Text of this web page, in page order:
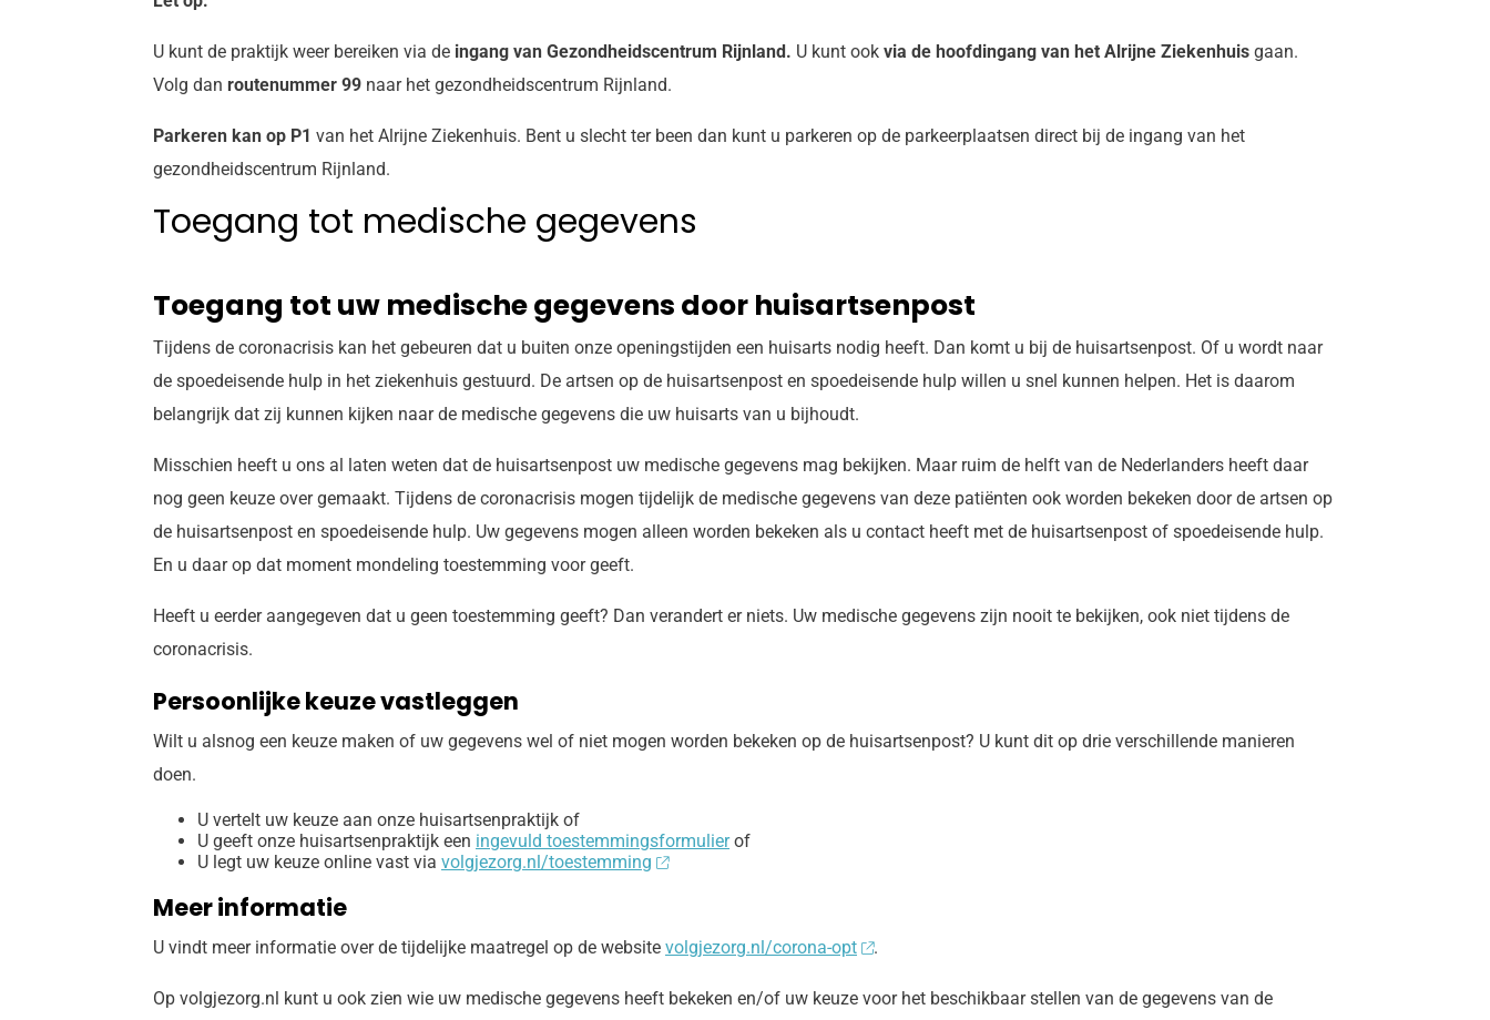
U kunt de praktijk weer bereiken via de ingang van Gezondheidscentrum Rijnland. U kunt ook via de hoofdingang van het Alrijne Ziekenhuis gaan.
Volg dan routenummer 99 naar het gezondheidscentrum Rijnland.
Parkeren kan op P1 van het Alrijne Ziekenhuis. Bent u slecht ter been dan kunt u parkeren op de parkeerplaatsen direct bij de ingang van het
gezondheidscentrum Rijnland.
Toegang tot medische gegevens
Toegang tot uw medische gegevens door huisartsenpost
Tijdens de coronacrisis kan het gebeuren dat u buiten onze openingstijden een huisarts nodig heeft. Dan komt u bij de huisartsenpost. Of u wordt naar
de spoedeisende hulp in het ziekenhuis gestuurd. De artsen op de huisartsenpost en spoedeisende hulp willen u snel kunnen helpen. Het is daarom
belangrijk dat zij kunnen kijken naar de medische gegevens die uw huisarts van u bijhoudt.
Misschien heeft u ons al laten weten dat de huisartsenpost uw medische gegevens mag bekijken. Maar ruim de helft van de Nederlanders heeft daar
nog geen keuze over gemaakt. Tijdens de coronacrisis mogen tijdelijk de medische gegevens van deze patiënten ook worden bekeken door de artsen op
de huisartsenpost en spoedeisende hulp. Uw gegevens mogen alleen worden bekeken als u contact heeft met de huisartsenpost of spoedeisende hulp.
En u daar op dat moment mondeling toestemming voor geeft.
Heeft u eerder aangegeven dat u geen toestemming geeft? Dan verandert er niets. Uw medische gegevens zijn nooit te bekijken, ook niet tijdens de
coronacrisis.
Persoonlijke keuze vastleggen
Wilt u alsnog een keuze maken of uw gegevens wel of niet mogen worden bekeken op de huisartsenpost? U kunt dit op drie verschillende manieren
doen.
U vertelt uw keuze aan onze huisartsenpraktijk of
U geeft onze huisartsenpraktijk een ingevuld toestemmingsformulierof
U legt uw keuze online vast via volgjezorg.nl/toestemming
Meer informatie
U vindt meer informatie over de tijdelijke maatregel op de website volgjezorg.nl/corona-opt .
Op volgjezorg.nl kunt u ook zien wie uw medische gegevens heeft bekeken en/of uw keuze voor het beschikbaar stellen van de gegevens van de